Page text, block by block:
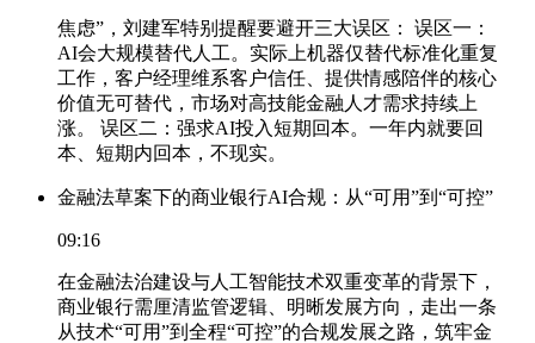
焦虑”，刘建军特别提醒要避开三大误区： 误区一：
AI会大规模替代人工。实际上机器仅替代标准化重复
工作，客户经理维系客户信任、提供情感陪伴的核心
价值无可替代，市场对高技能金融人才需求持续上
涨。 误区二：强求AI投入短期回本。一年内就要回
本、短期内回本，不现实。
金融法草案下的商业银行AI合规：从“可用”到“可控”
09:16
在金融法治建设与人工智能技术双重变革的背景下，
商业银行需厘清监管逻辑、明晰发展方向，走出一条
从技术“可用”到全程“可控”的合规发展之路，筑牢金